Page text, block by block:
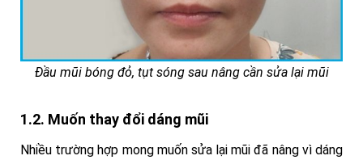
Đầu mũi bóng đỏ, tụt sóng sau nâng cần sửa lại mũi
1.2. Muốn thay đổi dáng mũi
Nhiều trường hợp mong muốn sửa lại mũi đã nâng vì dáng